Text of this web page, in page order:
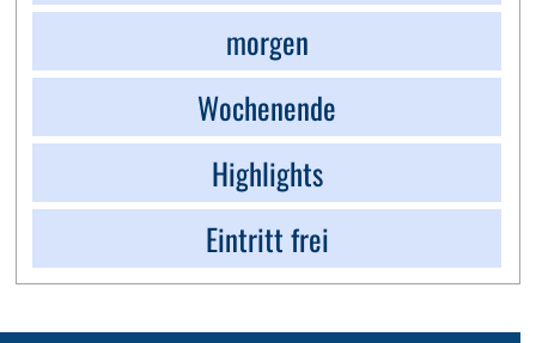
morgen
Wochenende
Highlights
Eintritt frei